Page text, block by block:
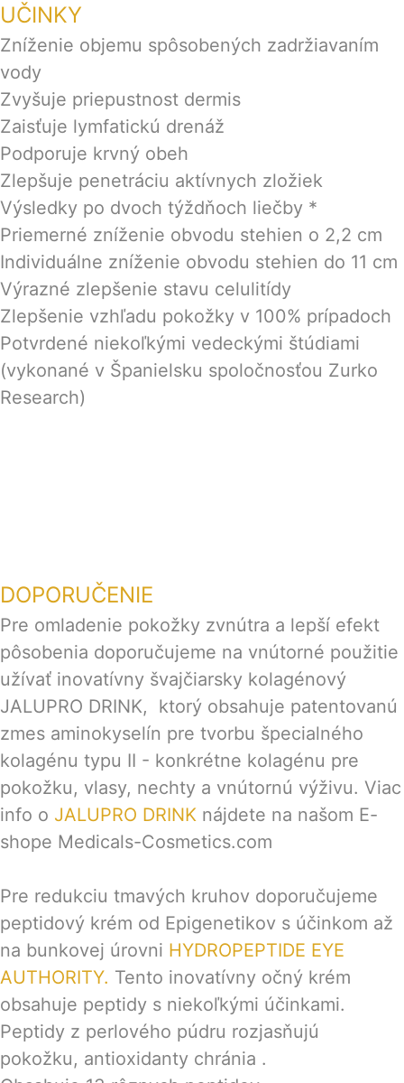
UČINKY
Zníženie objemu spôsobených zadržiavaním
vody
Zvyšuje priepustnost dermis
Zaisťuje lymfatickú drenáž
Podporuje krvný obeh
Zlepšuje penetráciu aktívnych zložiek
Výsledky po dvoch týždňoch liečby *
Priemerné zníženie obvodu stehien o 2,2 cm
Individuálne zníženie obvodu stehien do 11 cm
Výrazné zlepšenie stavu celulitídy
Zlepšenie vzhľadu pokožky v 100% prípadoch
Potvrdené niekoľkými vedeckými štúdiami
(vykonané v Španielsku spoločnosťou Zurko
Research)
DOPORUČENIE
Pre omladenie pokožky zvnútra a lepší efekt
pôsobenia doporučujeme na vnútorné použitie
užívať inovatívny švajčiarsky kolagénový
JALUPRO DRINK, ktorý obsahuje patentovanú
zmes aminokyselín pre tvorbu špecialného
kolagénu typu II - konkrétne kolagénu pre
pokožku, vlasy, nechty a vnútornú výživu. Viac
info o JALUPRO DRINK nájdete na našom E-
shope Medicals-Cosmetics.com
Pre redukciu tmavých kruhov doporučujeme
peptidový krém od Epigenetikov s účinkom až
na bunkovej úrovni HYDROPEPTIDE EYE
AUTHORITY. Tento inovatívny očný krém
obsahuje peptidy s niekoľkými účinkami.
Peptidy z perlového púdru rozjasňujú
pokožku, antioxidanty chránia .